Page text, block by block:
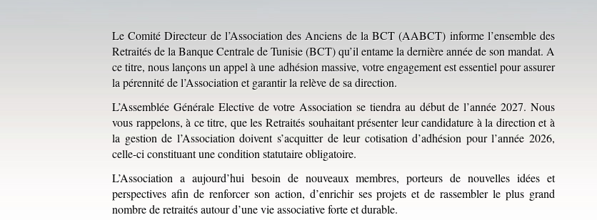
Le Comité Directeur de l’Association des Anciens de la BCT (AABCT) informe l’ensemble des
Retraités de la Banque Centrale de Tunisie (BCT) qu’il entame la dernière année de son mandat. A
ce titre, nous lançons un appel à une adhésion massive, votre engagement est essentiel pour assurer
la pérennité de l’Association et garantir la relève de sa direction.
L’Assemblée Générale Elective de votre Association se tiendra au début de l’année 2027. Nous
vous rappelons, à ce titre, que les Retraités souhaitant présenter leur candidature à la direction et à
la gestion de l’Association doivent s’acquitter de leur cotisation d’adhésion pour l’année 2026,
celle-ci constituant une condition statutaire obligatoire.
L’Association a aujourd’hui besoin de nouveaux membres, porteurs de nouvelles idées et
perspectives afin de renforcer son action, d’enrichir ses projets et de rassembler le plus grand
nombre de retraités autour d’une vie associative forte et durable.